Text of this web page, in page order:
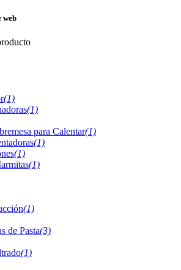
web
(1)
(1)
para Calentar(1)
(1)
(1)
(1)
(1)
de Pasta(3)
(1)